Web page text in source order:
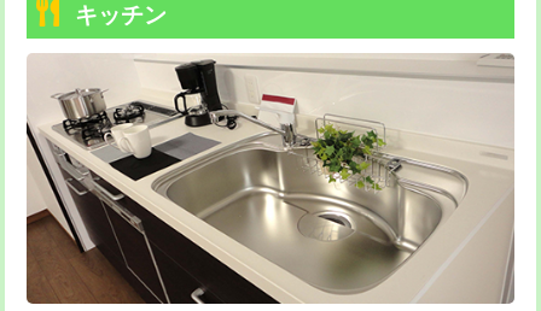
給水管工事※（ホール加工)
給水管工事※（バンド止め) 3,300円
給水管工事※（支持金具設置) 5,500円
給水管工事※（保温材使用（バンド止
め込み）)
5,500円
給水管工事※（土の掘削・埋め戻し作
11,000円
トーラー機使用/3mまで
追加トーラー機使用/3m超え +3,300円
カメラ調査 33,000円
桝清掃 8,800円
止水・漏水調査・防水処理・清掃・修
理・調整・分解・加工など（軽作業）
11,000円
止水・漏水調査・防水処理・清掃・修
22,000円
キッチン